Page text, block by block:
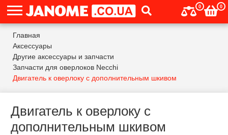
0 0
Главная
Аксессуары
Другие аксессуары и запчасти
Запчасти для оверлоков Necchi
Двигатель к оверлоку с дополнительным шкивом
Двигатель к оверлоку с
дополнительным шкивом